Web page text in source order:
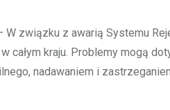
związku z awarią Systemu
całym kraju. Problemy mogą
nadawaniem i